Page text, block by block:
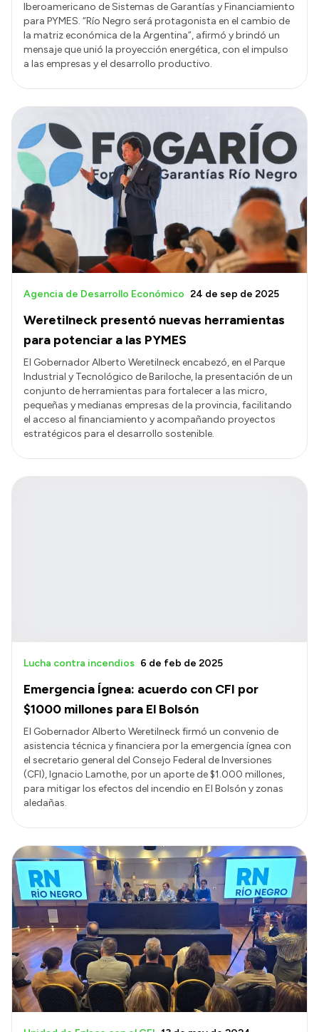
Iberoamericano de Sistemas de Garantías y Financiamiento
para PYMES. “Río Negro será protagonista en el cambio de
la matriz económica de la Argentina”, afirmó y brindó un
mensaje que unió la proyección energética, con el impulso
a las empresas y el desarrollo productivo.
Weretilneck presentó nuevas herramientas
para potenciar a las PYMES
Agencia de Desarrollo Económico 24 de sep de 2025
El Gobernador Alberto Weretilneck encabezó, en el Parque
Industrial y Tecnológico de Bariloche, la presentación de un
conjunto de herramientas para fortalecer a las micro,
pequeñas y medianas empresas de la provincia, facilitando
el acceso al financiamiento y acompañando proyectos
estratégicos para el desarrollo sostenible.
Emergencia Ígnea: acuerdo con CFI por
$1000 millones para El Bolsón
Lucha contra incendios 6 de feb de 2025
El Gobernador Alberto Weretilneck firmó un convenio de
asistencia técnica y financiera por la emergencia ígnea con
el secretario general del Consejo Federal de Inversiones
(CFI), Ignacio Lamothe, por un aporte de $1.000 millones,
para mitigar los efectos del incendio en El Bolsón y zonas
aledañas.